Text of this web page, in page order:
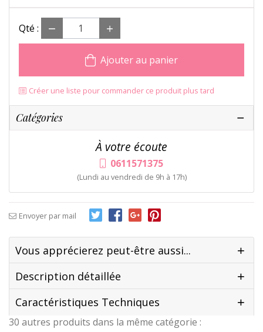
Qté :
Ajouter au panier
Créer une liste pour commander ce produit plus tard
Catégories
À votre écoute
0611571375
(Lundi au vendredi de 9h à 17h)
Envoyer par mail
Vous apprécierez peut-être aussi...
Description détaillée
Caractéristiques Techniques
30 autres produits dans la même catégorie :